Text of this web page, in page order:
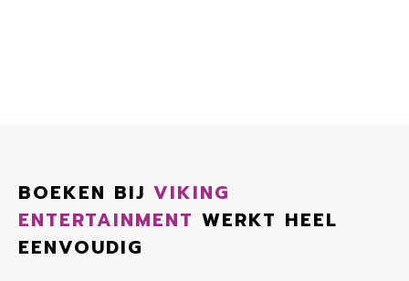
BOEKEN BIJ VIKING
ENTERTAINMENT WERKT HEEL
EENVOUDIG